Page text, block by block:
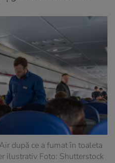
după ce a fumat în toaleta
ilustrativ Foto: Shutterstock